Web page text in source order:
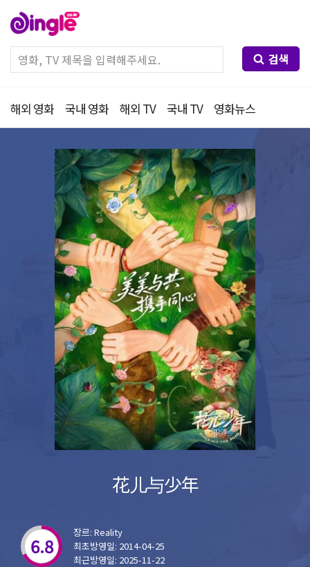
검색
해외 영화 국내 영화 해외 TV 국내 TV 영화뉴스
花儿与少年
6.8
장르: Reality
최초방영일: 2014-04-25
최근방영일: 2025-11-22